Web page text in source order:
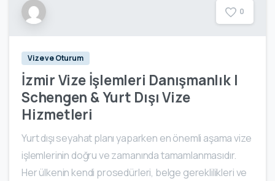
0
Vize ve Oturum
İzmir Vize İşlemleri Danışmanlık |
Schengen & Yurt Dışı Vize
Hizmetleri
Yurt dışı seyahat planı yaparken en önemli aşama vize
işlemlerinin doğru ve zamanında tamamlanmasıdır.
Her ülkenin kendi prosedürleri, belge gereklilikleri ve